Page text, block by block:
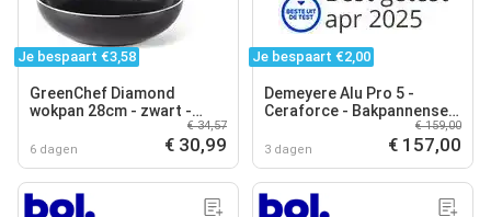
Je bespaart €3,58
GreenChef Diamond
wokpan 28cm - zwart -
6 dagen
€ 34,57
€ 30,99
Je bespaart €2,00
Demeyere Alu Pro 5 -
Ceraforce - Bakpannenset
24cm + 28cm - Inductie
3 dagen
€ 159,00
€ 157,00